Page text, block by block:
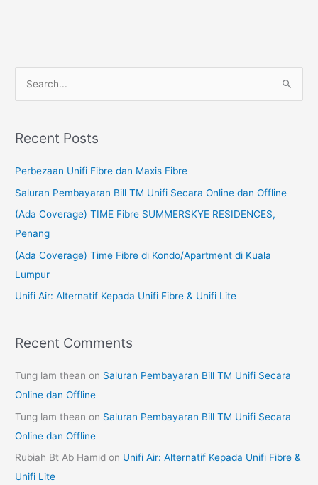
r
o
r
:
Recent Posts
Perbezaan Unifi Fibre dan Maxis Fibre
Saluran Pembayaran Bill TM Unifi Secara Online dan Offline
(Ada Coverage) TIME Fibre SUMMERSKYE RESIDENCES,
Penang
(Ada Coverage) Time Fibre di Kondo/Apartment di Kuala
Lumpur
Unifi Air: Alternatif Kepada Unifi Fibre & Unifi Lite
Recent Comments
Tung lam thean on Saluran Pembayaran Bill TM Unifi Secara
Online dan Offline
Tung lam thean on Saluran Pembayaran Bill TM Unifi Secara
Online dan Offline
Rubiah Bt Ab Hamid on Unifi Air: Alternatif Kepada Unifi Fibre &
Unifi Lite